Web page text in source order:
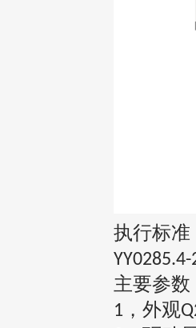
执行标准
主要参数
1 ，外观